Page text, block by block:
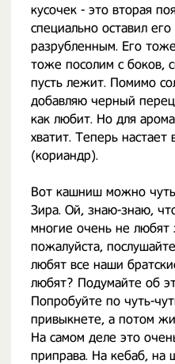
кусочек - это вторая
специально оставил
разрубленным. Его
тоже посолим с боков,
пусть лежит. Помимо
добавляю черный
как любит. Но для
хватит. Теперь
(кориандр).
Вот кашниш можно
Зира. Ой, знаю-знаю,
многие очень не любят
пожалуйста,
любят все наши
любят? Подумайте об
Попробуйте по чуть-
привыкнете, а потом
На самом деле это
приправа. На кебаб, на